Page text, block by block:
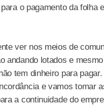
o pagamento da folha
ver nos meios de
andando lotados e
tem dinheiro para
e vamos tomar
a continuidade do